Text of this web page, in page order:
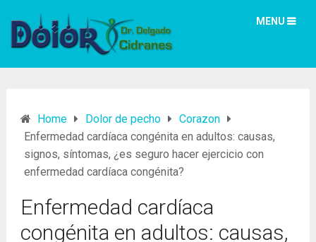
MENU
Home Dolor de pecho
Corazon
Enfermedad cardíaca congénita en adultos: causas,
signos, síntomas, ¿es seguro hacer ejercicio con
enfermedad cardíaca congénita?
Enfermedad cardíaca
congénita en adultos: causas,